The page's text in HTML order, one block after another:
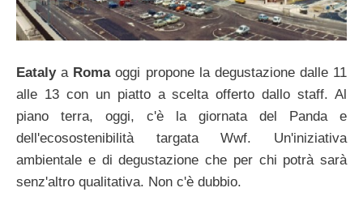
Eatalya Romaoggi propone la degustazione dalle 11
alle 13 con un piatto a scelta offerto dallo staff. Al
piano terra, oggi, c'è la giornata del Panda e
dell'ecosostenibilità targata Wwf. Un'iniziativa
ambientale e di degustazione che per chi potrà sarà
senz'altro qualitativa. Non c'è dubbio.